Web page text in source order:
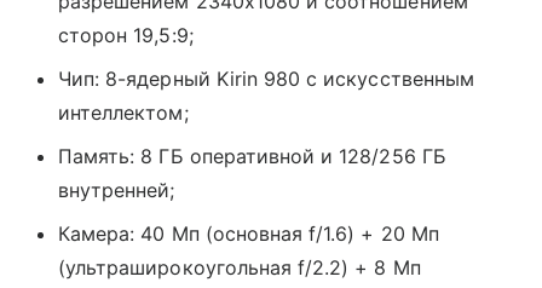
сторон 19,5:9;
Чип: 8-ядерный Kirin 980 с искусственным
интеллектом;
Память: 8 ГБ оперативной и 128/256 ГБ
внутренней;
Камера: 40 Мп (основная f/1.6) + 20 Мп
(ультраширокоугольная f/2.2) + 8 Мп